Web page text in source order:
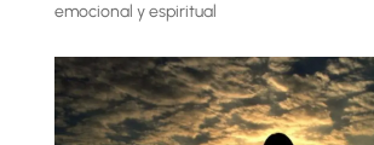
emocional y espiritual